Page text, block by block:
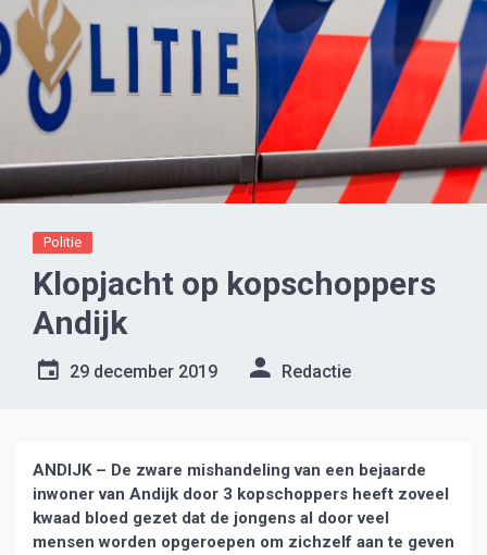
Politie
Klopjacht op kopschoppers
Andijk
29 december 2019 Redactie
ANDIJK – De zware mishandeling van een bejaarde
inwoner van Andijk door 3 kopschoppers heeft zoveel
kwaad bloed gezet dat de jongens al door veel
mensen worden opgeroepen om zichzelf aan te geven